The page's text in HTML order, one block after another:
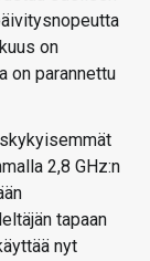
on
on parannettu
2,8 GHz:n
tapaan
nyt